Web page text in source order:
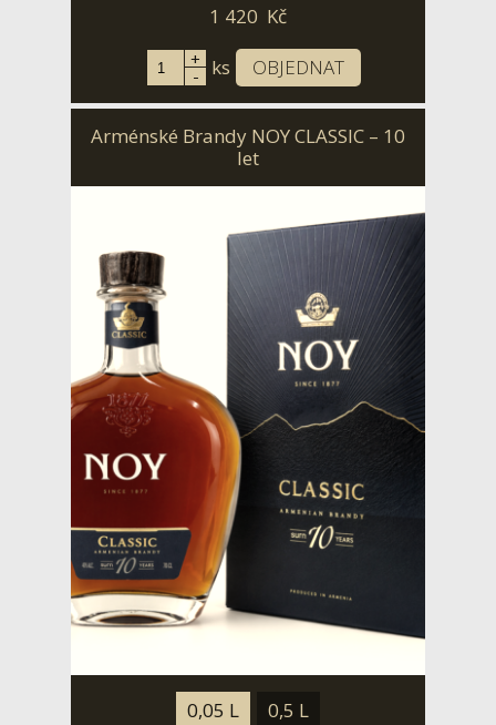
1 420 Kč
+
- ks OBJEDNAT
Arménské Brandy NOY CLASSIC – 10
let
0,05 L
0,5 L